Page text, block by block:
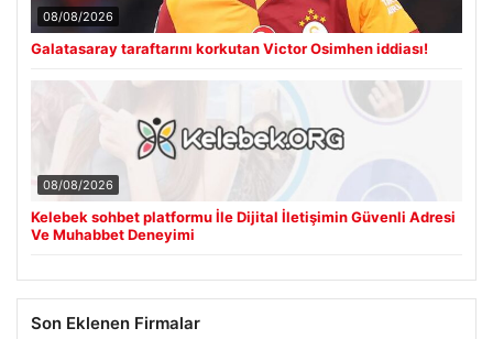
08/08/2026
Galatasaray taraftarını korkutan Victor Osimhen iddiası!
08/08/2026
Kelebek sohbet platformu İle Dijital İletişimin Güvenli Adresi
Ve Muhabbet Deneyimi
Son Eklenen Firmalar